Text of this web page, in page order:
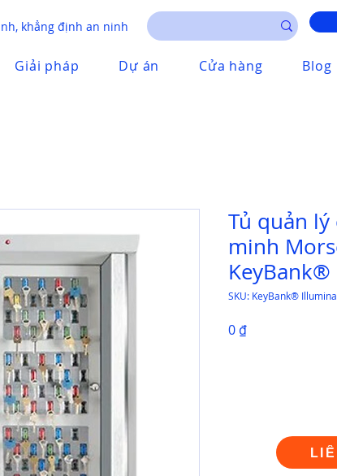
khẳng định an ninh
Giải pháp Dự án Cửa hàng Blog
Tủ quản
minh
SKU: KeyBank®
0 ₫Giá